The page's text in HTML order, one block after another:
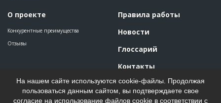
О проекте
Конкурентные преимущества
Отзывы
Правила работы
Новости
Глоссарий
Контакты
На нашем сайте используются cookie-файлы. Продолжая
пользоваться данным сайтом, вы подтверждаете свое
согласие на использование файлов cookie в соответствии с